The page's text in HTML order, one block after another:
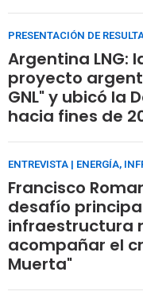
PRESENTACIÓN DE
Argentina LNG:
proyecto
GNL" y ubicó la
hacia fines de
ENTREVISTA | ENERGÍA,
Francisco
desafío
infraestructura
acompañar el
Muerta"